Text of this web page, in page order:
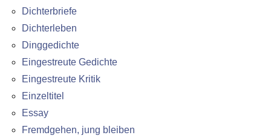
Dichterbriefe
Dichterleben
Dinggedichte
Eingestreute Gedichte
Eingestreute Kritik
Einzeltitel
Essay
Fremdgehen, jung bleiben